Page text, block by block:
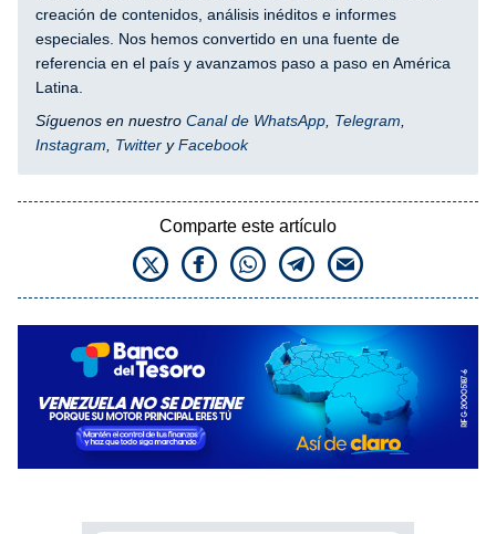
creación de contenidos, análisis inéditos e informes
especiales. Nos hemos convertido en una fuente de
referencia en el país y avanzamos paso a paso en América
Latina.
Síguenos en nuestro Canal de WhatsApp Telegram
Instagram
Twitter yFacebook
Comparte este artículo